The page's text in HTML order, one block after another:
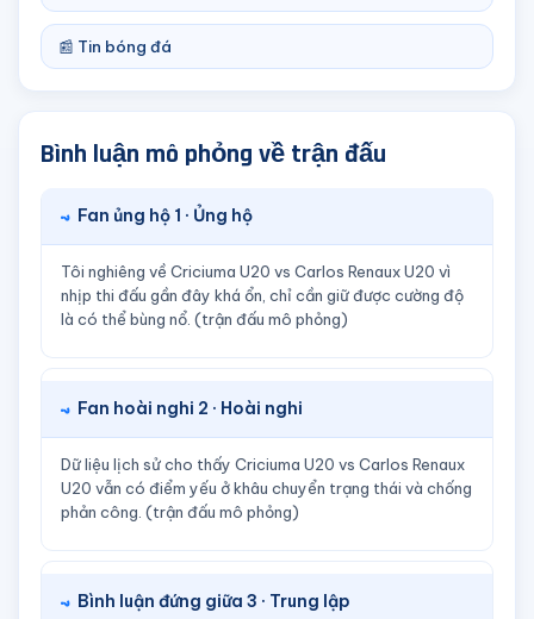
📰 Tin bóng đá
Bình luận mô phỏng về trận đấu
Fan ủng hộ 1 · Ủng hộ
Tôi nghiêng về Criciuma U20 vs Carlos Renaux U20 vì
nhịp thi đấu gần đây khá ổn, chỉ cần giữ được cường độ
là có thể bùng nổ. (trận đấu mô phỏng)
Fan hoài nghi 2 · Hoài nghi
Dữ liệu lịch sử cho thấy Criciuma U20 vs Carlos Renaux
U20 vẫn có điểm yếu ở khâu chuyển trạng thái và chống
phản công. (trận đấu mô phỏng)
Bình luận đứng giữa 3 · Trung lập